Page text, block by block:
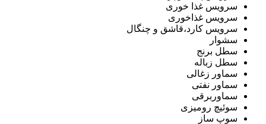
سرویس غذا خوری
سرویس غذاخوری
سرویس کارد،قاشق و چنگال
سشوار
سطل برنج
سطل زباله
سماور زغالی
سماور نفتی
سماوربرقی
سوئیچ رومیزی
سوپ ساز